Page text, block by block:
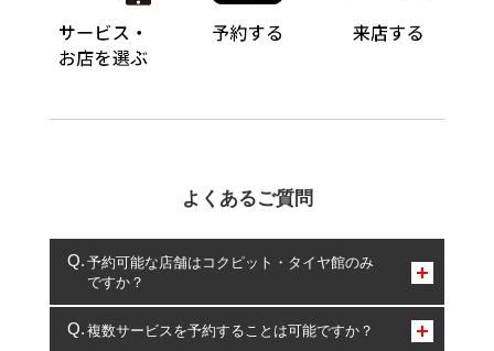
よくあるご質問
予約可能な店舗はコクピット・タイヤ館のみ
ですか？
コクピット・タイヤ館のみとなります。
複数サービスを予約することは可能ですか？